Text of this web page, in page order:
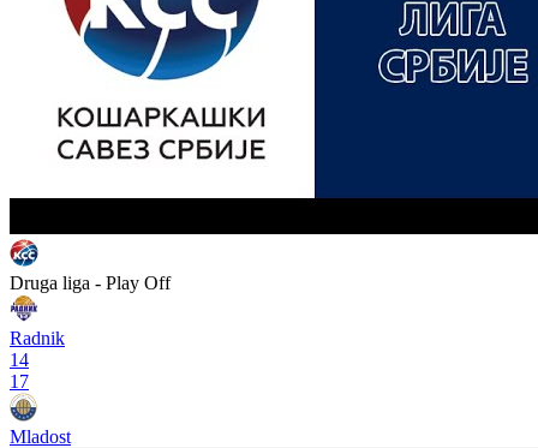
Druga liga - Play Off
Radnik
14
17
Mladost